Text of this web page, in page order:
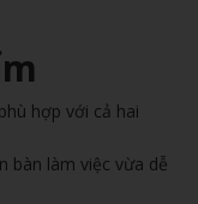
hợp với cả hai
bàn làm việc vừa dễ